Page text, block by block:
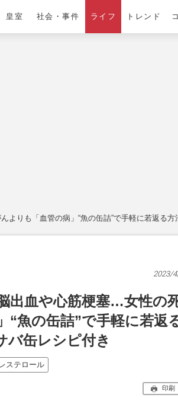
皇室 社会・事件 ライフ トレンド
よりも「血管の病」“魚の缶詰”で手軽に若返る
2023/
出血や心筋梗塞…女性の
“魚の缶詰”で手軽に若返
バ缶レシピ付き
ステロール
印刷